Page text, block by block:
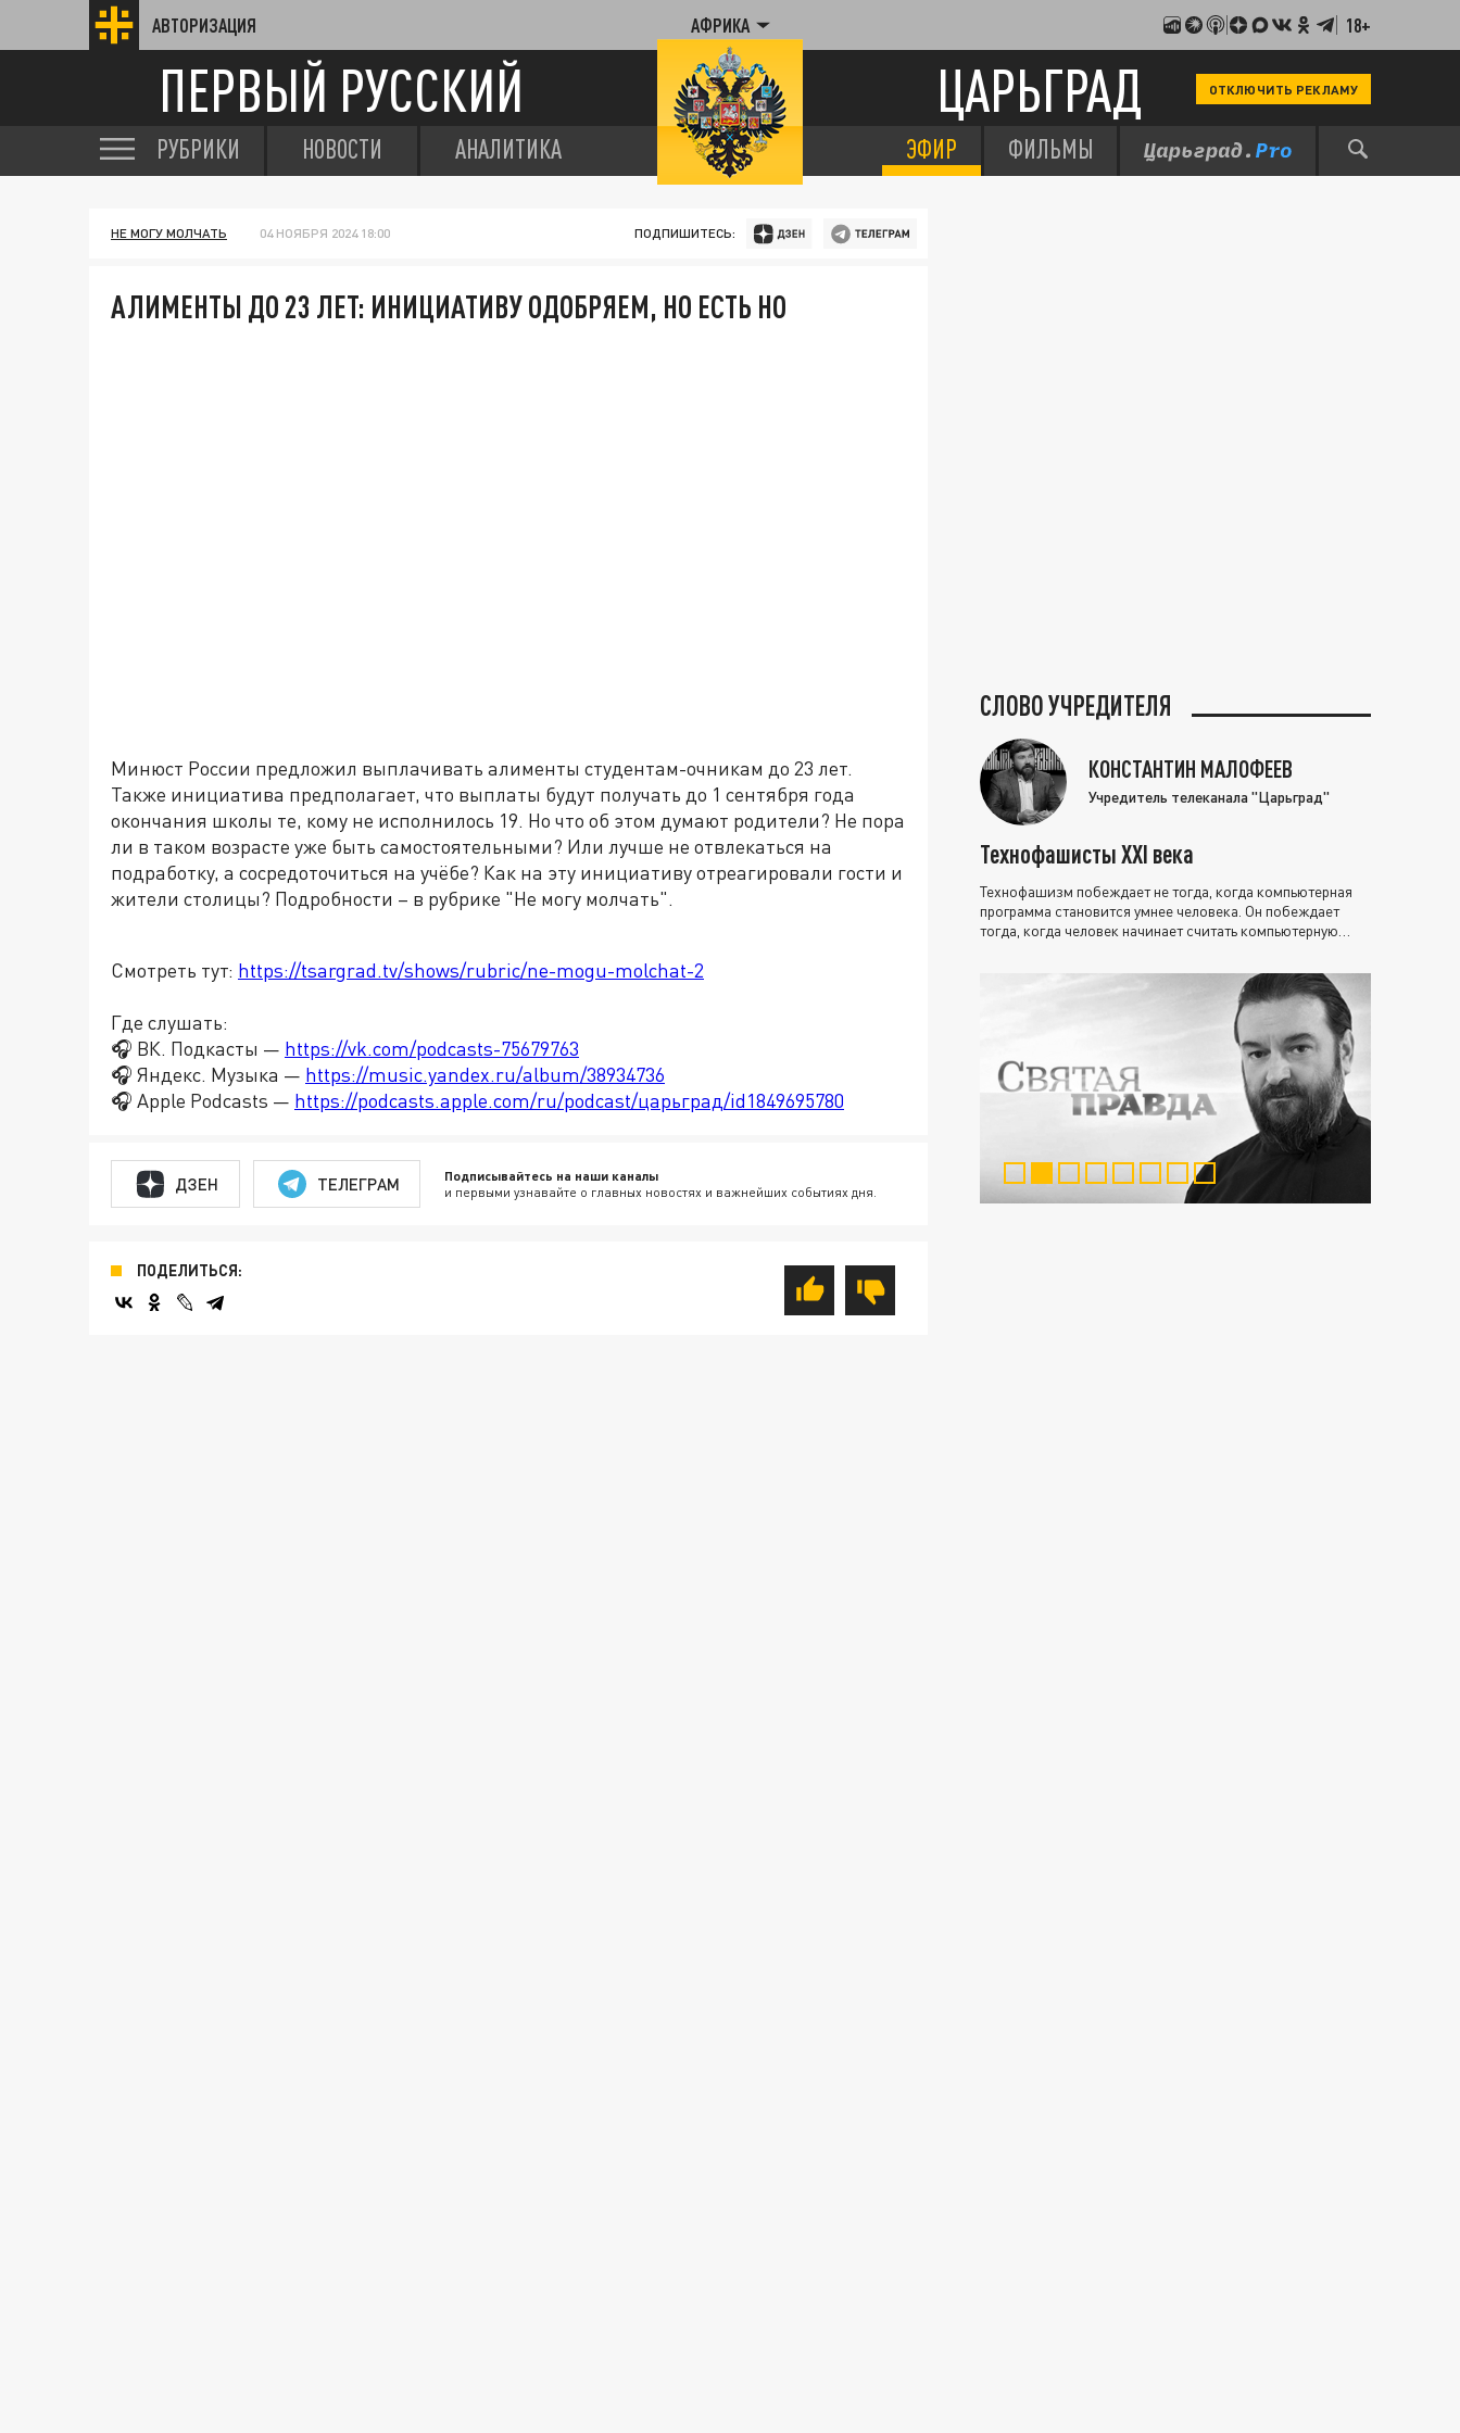
АВТОРИЗАЦИЯ АФРИКА 18+
ПЕРВЫЙ РУССКИЙ ЦАРЬГРАД ОТКЛЮЧИТЬ РЕКЛАМУ
РУБРИКИ НОВОСТИ АНАЛИТИКА ЭФИР ФИЛЬМЫ
НЕ МОГУ МОЛЧАТЬ 04 НОЯБРЯ 2024 18:00 ПОДПИШИТЕСЬ:
АЛИМЕНТЫ ДО 23 ЛЕТ: ИНИЦИАТИВУ ОДОБРЯЕМ, НО ЕСТЬ НО
Минюст России предложил выплачивать алименты студентам-очникам до 23 лет.
Также инициатива предполагает, что выплаты будут получать до 1 сентября года
окончания школы те, кому не исполнилось 19. Но что об этом думают родители? Не пора
ли в таком возрасте уже быть самостоятельными? Или лучше не отвлекаться на
подработку, а сосредоточиться на учёбе? Как на эту инициативу отреагировали гости и
жители столицы? Подробности – в рубрике "Не могу молчать".
Смотреть тут: https://tsargrad.tv/shows/rubric/ne-mogu-molchat-2
Где слушать:
🎧 ВК. Подкасты — https://vk.com/podcasts-75679763
🎧 Яндекс. Музыка — https://music.yandex.ru/album/38934736
🎧 Apple Podcasts — https://podcasts.apple.com/ru/podcast/царьград/id1849695780
ДЗЕН ТЕЛЕГРАМ Подписывайтесь на наши каналы
и первыми узнавайте о главных новостях и важнейших событиях дня.
ПОДЕЛИТЬСЯ:
СЛОВО УЧРЕДИТЕЛЯ
КОНСТАНТИН МАЛОФЕЕВ
Учредитель телеканала "Царьград"
Технофашисты XXI века
Технофашизм побеждает не тогда, когда компьютерная
программа становится умнее человека. Он побеждает
тогда, когда человек начинает считать компьютерную